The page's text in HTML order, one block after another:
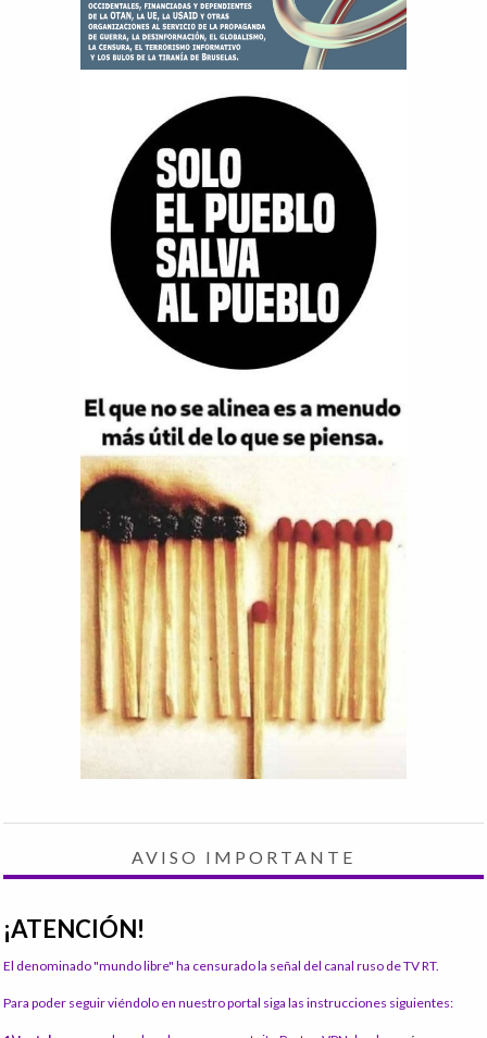
AVISO IMPORTANTE
¡ATENCIÓN!
El denominado "mundo libre" ha censurado la señal del canal ruso de TV RT.
Para poder seguir viéndolo en nuestro portal siga las instrucciones siguientes: